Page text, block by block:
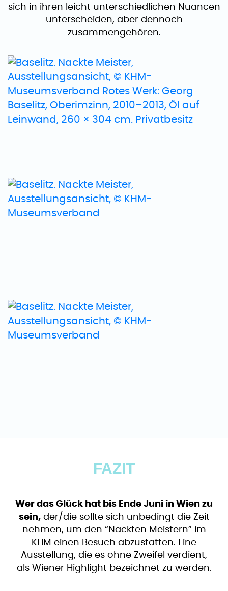
sich in ihren leicht unterschiedlichen Nuancen
unterscheiden, aber dennoch
zusammengehören.
Wer das Glück hat bis Ende Juni in Wien zu
sein,der/die sollte sich unbedingt die Zeit
nehmen, um den “Nackten Meistern” im
KHM einen Besuch abzustatten. Eine
Ausstellung, die es ohne Zweifel verdient,
als Wiener Highlight bezeichnet zu werden.
FAZIT